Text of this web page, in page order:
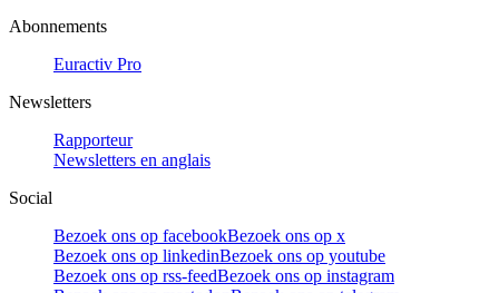
Abonnements
Euractiv Pro
Newsletters
Rapporteur
Newsletters en anglais
Social
Bezoek ons op facebookBezoek ons op x
Bezoek ons op linkedinBezoek ons op youtube
Bezoek ons op rss-feedBezoek ons op instagram